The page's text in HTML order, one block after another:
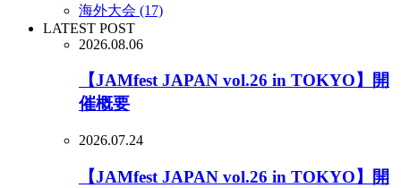
海外大会 (17)
LATEST POST
2026.08.06
【JAMfest JAPAN vol.26 in TOKYO】開
催概要
2026.07.24
【JAMfest JAPAN vol.26 in TOKYO】開